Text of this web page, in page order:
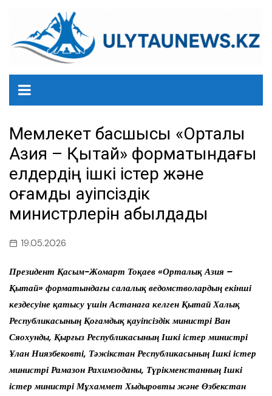
содержанию
Мемлекет басшысы «Орталық
Азия – Қытай» форматындағы
елдердің ішкі істер және
қоғамдық қауіпсіздік
министрлерін қабылдады
19.05.2026
Президент Қасым-Жомарт Тоқаев «Орталық Азия –
Қытай» форматындағы салалық ведомстволардың екінші
кездесуіне қатысу үшін Астанаға келген Қытай Халық
Республикасының Қоғамдық қауіпсіздік министрі Ван
Сяохунды, Қырғыз Республикасының Ішкі істер министрі
Ұлан Ниязбековті, Тәжікстан Республикасының Ішкі істер
министрі Рамазон Рахимзоданы, Түрікменстанның Ішкі
істер министрі Мұхаммет Хыдыровты және Өзбекстан